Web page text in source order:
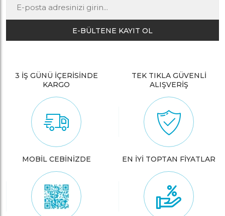
E-BÜLTENE KAYIT OL
3 İŞ GÜNÜ İÇERİSİNDE
KARGO
TEK TIKLA GÜVENLİ
ALIŞVERİŞ
MOBİL CEBİNİZDE EN İYİ TOPTAN FİYATLAR